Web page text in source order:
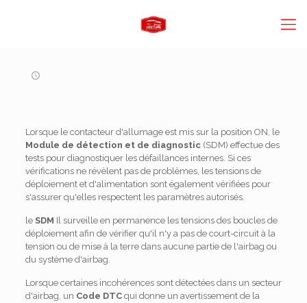
Lorsque le contacteur d'allumage est mis sur la position ON, le
Module de détection et de diagnostic(SDM) effectue des
tests pour diagnostiquer les défaillances internes. Si ces
vérifications ne révèlent pas de problèmes, les tensions de
déploiement et d'alimentation sont également vérifiées pour
s'assurer qu'elles respectent les paramètres autorisés.
le SDM Il surveille en permanence les tensions des boucles de
déploiement afin de vérifier qu'il n'y a pas de court-circuit à la
tension ou de mise à la terre dans aucune partie de l'airbag ou
du système d'airbag.
Lorsque certaines incohérences sont détectées dans un secteur
d'airbag, un Code DTCqui donne un avertissement de la